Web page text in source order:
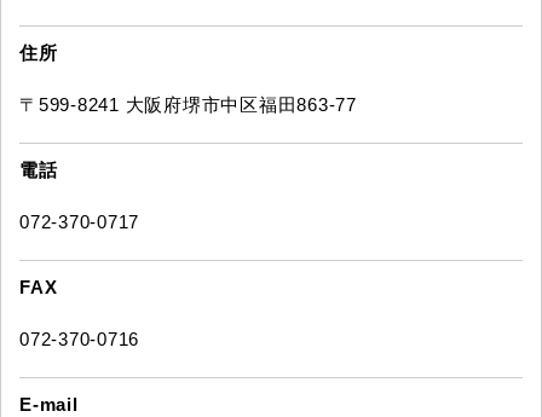
住所
〒599-8241 大阪府堺市中区福田863-77
電話
072-370-0717
FAX
072-370-0716
E-mail